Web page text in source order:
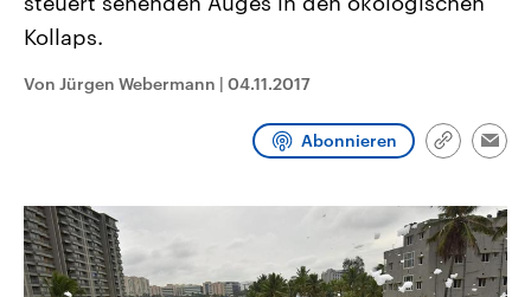
Landtag. Seit 2021 wird das
Bundesland von einer Koalition aus
Umfragen, Prognosen,
Wahlprogramme, aktuelle Berichte
und Kandidaten der anstehenden
den mächtigsten Ländern
Kollaps.
Von Jürgen Webermann | 04.11.2017
Abonnieren
Link